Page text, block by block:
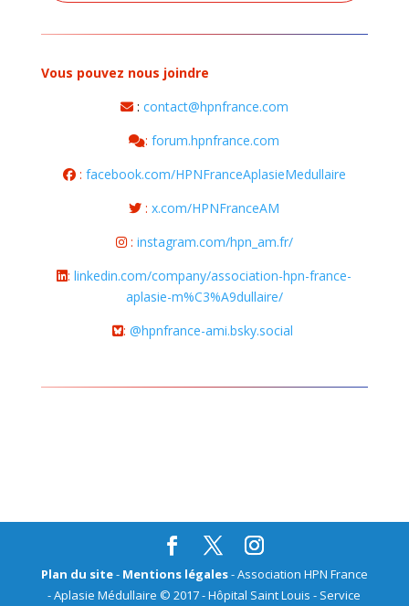
Vous pouvez nous joindre
: contact@hpnfrance.com
:forum.hpnfrance.com
: facebook.com/HPNFranceAplasieMedullaire
:x.com/HPNFranceAM
: instagram.com/hpn_am.fr/
:linkedin.com/company/association-hpn-france-
aplasie-m%C3%A9dullaire/
: @hpnfrance-ami.bsky.social
Plan du site- Mentions légales- Association HPN France
- Aplasie Médullaire © 2017 - Hôpital Saint Louis - Service